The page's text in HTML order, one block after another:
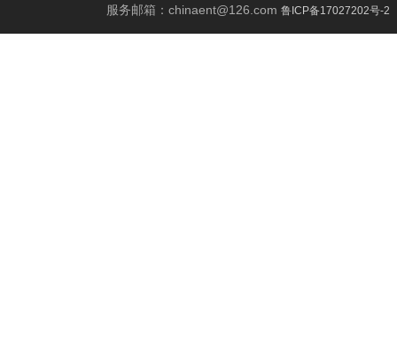
服务邮箱： chinaent@126.com 鲁ICP备17027202号-2